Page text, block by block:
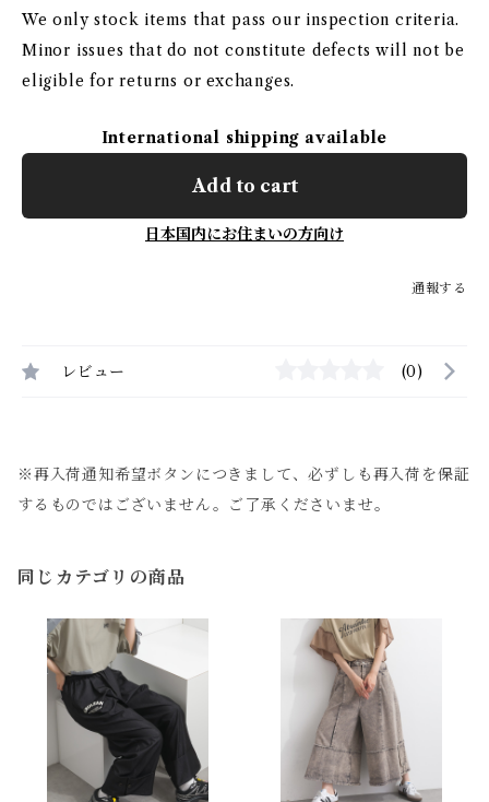
We only stock items that pass our inspection criteria.
Minor issues that do not constitute defects will not be
eligible for returns or exchanges.
International shipping available
Add to cart
日本国内にお住まいの方向け
通報する
レビュー (0)
※再入荷通知希望ボタンにつきまして、必ずしも再入荷を保証
するものではございません。ご了承くださいませ。
同じカテゴリの商品